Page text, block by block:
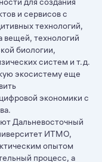
и сервисов с
технологий,
вещей, технологий
биологии,
систем и т.д.
экосистему еще
экономики с
Дальневосточный
ИТМО,
опытом
процесс, а